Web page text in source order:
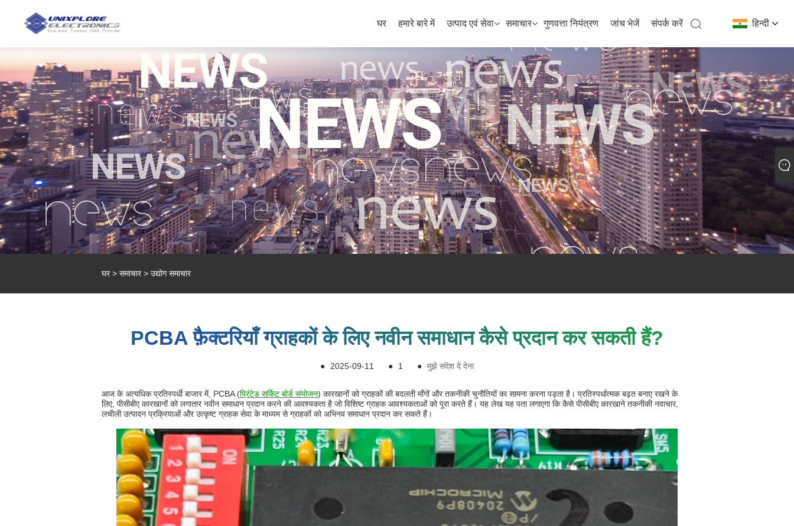
हिन्दी
घर हमारे बारे में उत्पाद एवं सेवा समाचार गुणवत्ता नियंत्रण जांच भेजें संपर्क करें
घर > समाचार> उद्योग समाचार
PCBA फ़ैक्टरियाँ ग्राहकों के लिए नवीन समाधान कैसे प्रदान कर सकती हैं?
● 2025-09-11 ● 1 ● मुझे संदेश दे देना
आज के अत्यधिक प्रतिस्पर्धी बाजार में, PCBA (प्रिंटेड सर्किट बोर्ड संयोजन) कारखानों को ग्राहकों की बदलती माँगों और तकनीकी चुनौतियों का सामना करना पड़ता है। प्रतिस्पर्धात्मक बढ़त बनाए रखने के
लिए, पीसीबीए कारखानों को लगातार नवीन समाधान प्रदान करने की आवश्यकता है जो विशिष्ट ग्राहक आवश्यकताओं को पूरा करते हैं। यह लेख यह पता लगाएगा कि कैसे पीसीबीए कारखाने तकनीकी नवाचार,
लचीली उत्पादन प्रक्रियाओं और उत्कृष्ट ग्राहक सेवा के माध्यम से ग्राहकों को अभिनव समाधान प्रदान कर सकते हैं।